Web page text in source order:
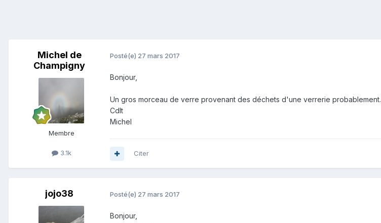
Michel de
Champigny
Membre
3.1k
Posté(e) 27 mars 2017
Bonjour,
Un gros morceau de verre provenant des déchets d'une verrerie probablement.
Cdlt
Michel
Citer
jojo38 Posté(e) 27 mars 2017
Bonjour,